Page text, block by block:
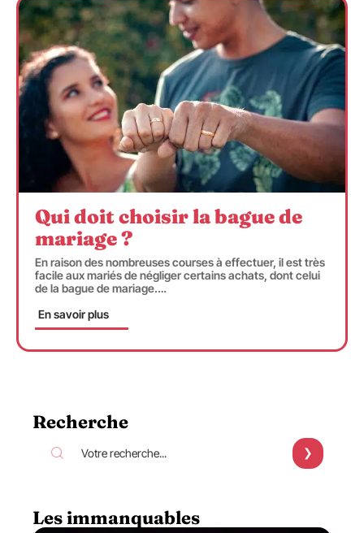
Qui doit choisir la bague de
mariage ?
En raison des nombreuses courses à effectuer, il est très
facile aux mariés de négliger certains achats, dont celui
de la bague de mariage.…
En savoir plus
Recherche
Les immanquables